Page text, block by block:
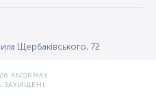
Щербаківського, 72
ANDRMAX
ЗАХИЩЕНІ